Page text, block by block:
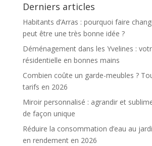
Derniers articles
Habitants d’Arras : pourquoi faire
peut être une très bonne idée ?
Déménagement dans les Yvelines :
résidentielle en bonnes mains
Combien coûte un garde-meubles ?
tarifs en 2026
Miroir personnalisé : agrandir et
de façon unique
Réduire la consommation d’eau au
en rendement en 2026